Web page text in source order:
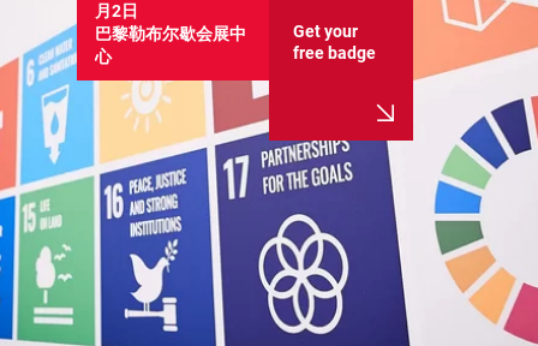
月2日
巴黎勒布尔歇会展中
心
Get your
free badge